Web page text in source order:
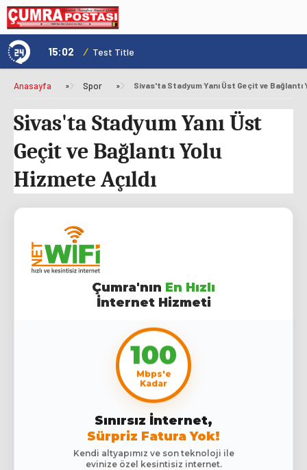
15:02 / Test Title
Anasayfa » Spor » Sivas'ta Stadyum Yanı Üst Geçit ve Bağlantı
Sivas'ta Stadyum Yanı Üst
Geçit ve Bağlantı Yolu
Hizmete Açıldı
Çumra'nın En Hızlı
İnternet Hizmeti
100
Mbps'e
Kadar
Sınırsız İnternet,
Sürpriz Fatura Yok!
Kendi altyapımız ve son teknoloji ile
evinize özel kesintisiz internet.